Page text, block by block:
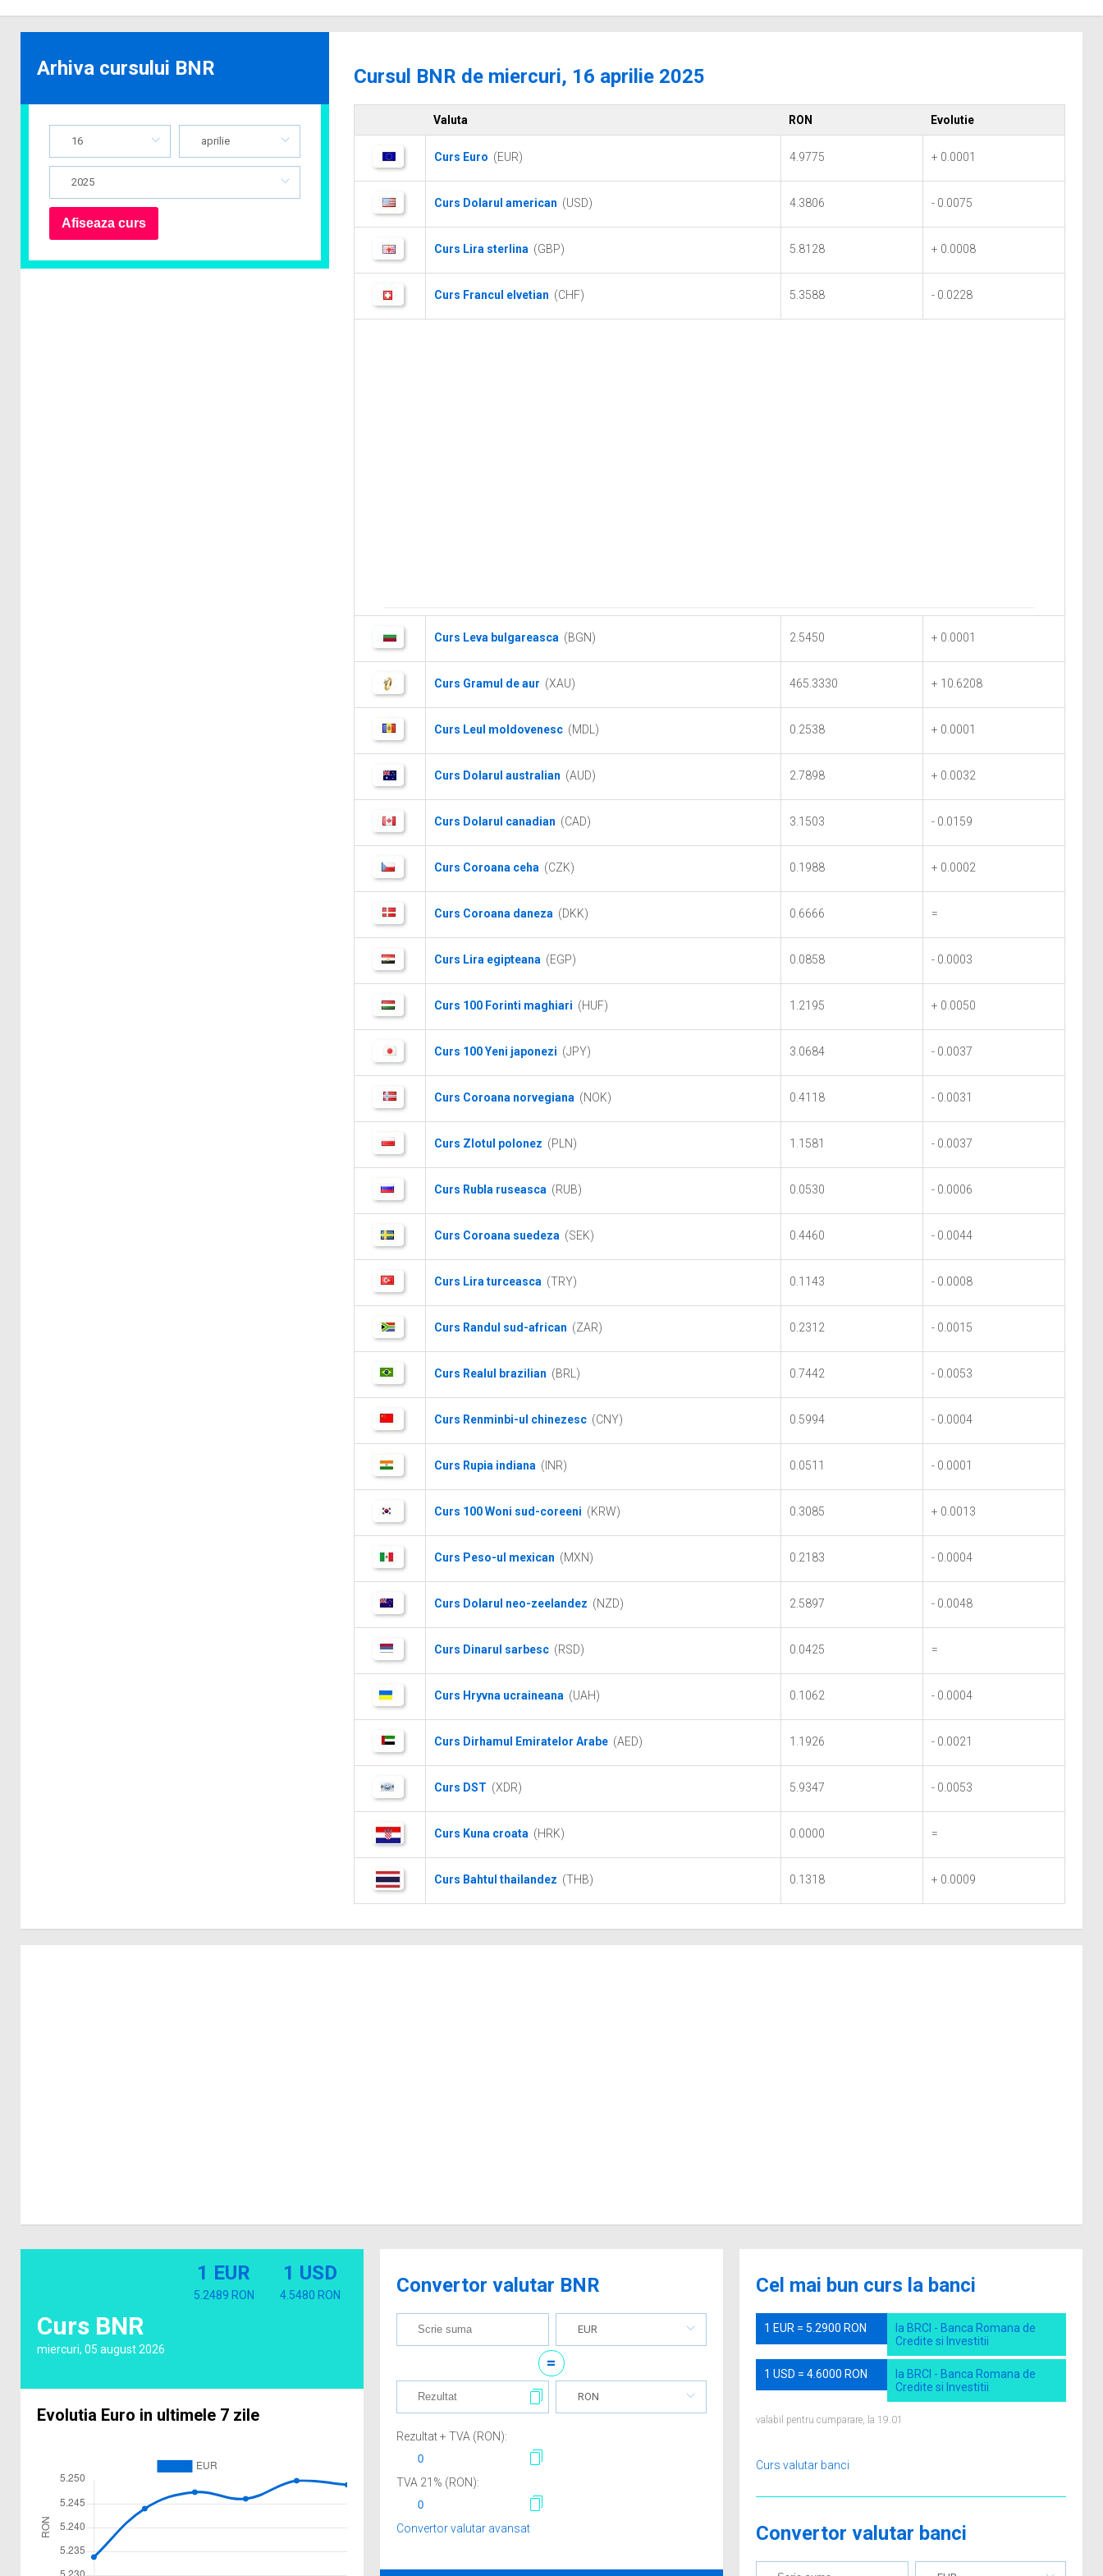
Cursul BNR de miercuri, 16 aprilie 2025
Valuta RON Evolutie
Curs Euro (EUR) 4.9775 + 0.0001
Curs Dolarul american (USD) 4.3806 - 0.0075
Curs Lira sterlina (GBP) 5.8128 + 0.0008
Curs Francul elvetian (CHF) 5.3588 - 0.0228
Curs Leva bulgareasca (BGN) 2.5450 + 0.0001
Curs Gramul de aur (XAU) 465.3330 + 10.6208
Curs Leul moldovenesc (MDL) 0.2538 + 0.0001
Curs Dolarul australian (AUD) 2.7898 + 0.0032
Curs Dolarul canadian (CAD) 3.1503 - 0.0159
Curs Coroana ceha (CZK) 0.1988 + 0.0002
Curs Coroana daneza (DKK) 0.6666 =
Curs Lira egipteana (EGP) 0.0858 - 0.0003
Curs 100 Forinti maghiari (HUF) 1.2195 + 0.0050
Curs 100 Yeni japonezi (JPY) 3.0684 - 0.0037
Curs Coroana norvegiana (NOK) 0.4118 - 0.0031
Curs Zlotul polonez (PLN) 1.1581 - 0.0037
Curs Rubla ruseasca (RUB) 0.0530 - 0.0006
Curs Coroana suedeza (SEK) 0.4460 - 0.0044
Curs Lira turceasca (TRY) 0.1143 - 0.0008
Curs Randul sud-african (ZAR) 0.2312 - 0.0015
Curs Realul brazilian (BRL) 0.7442 - 0.0053
Curs Renminbi-ul chinezesc (CNY) 0.5994 - 0.0004
Curs Rupia indiana (INR) 0.0511 - 0.0001
Curs 100 Woni sud-coreeni (KRW) 0.3085 + 0.0013
Curs Peso-ul mexican (MXN) 0.2183 - 0.0004
Curs Dolarul neo-zeelandez (NZD) 2.5897 - 0.0048
Curs Dinarul sarbesc (RSD) 0.0425 =
Curs Hryvna ucraineana (UAH) 0.1062 - 0.0004
Curs Dirhamul Emiratelor Arabe (AED) 1.1926 - 0.0021
Curs DST (XDR) 5.9347 - 0.0053
Curs Kuna croata (HRK) 0.0000 =
Curs Bahtul thailandez (THB) 0.1318 + 0.0009
Arhiva cursului BNR
16 aprilie
2025
Curs BNR
miercuri, 05 august 2026
1 EUR
5.2489 RON
1 USD
4.5480 RON
Evolutia Euro in ultimele 7 zile
Convertor valutar BNR
EUR
=
RON
Rezultat + TVA (RON):
TVA 21 % (RON):
Convertor valutar avansat
Cel mai bun curs la banci
1 EUR = 5.2900 RON
la BRCI - Banca Romana de
Credite si Investitii
1 USD = 4.6000 RON
la BRCI - Banca Romana de
Credite si Investitii
valabil pentru cumparare, la 19.01
Curs valutar banci
Convertor valutar banci